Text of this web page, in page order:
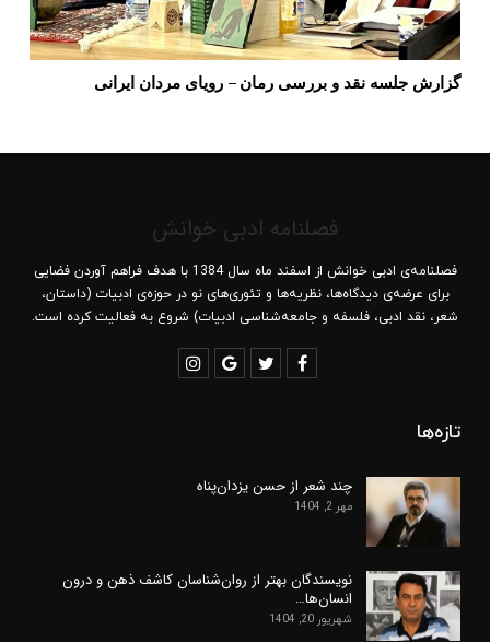
گزارش جلسه نقد و بررسی رمان – رویای مردان ایرانی
فصلنامه ادبی خوانش
فصلنامه‌ی ادبی خوانش از اسفند ماه سال 1384 با هدف فراهم آوردن فضایی
برای عرضه‌ی دیدگاه‌ها، نظریه‌ها و تئوری‌های نو در حوزه‌ی ادبیات (داستان،
شعر، نقد ادبی، فلسفه و جامعه‌شناسی ادبیات) شروع به فعالیت کرده است.
تازه‌ها
چند شعر از حسن یزدان‌پناه
مهر 2, 1404
نویسندگان بهتر از روان‌شناسان کاشف ذهن و درون
انسان‌ها…
شهریور 20, 1404